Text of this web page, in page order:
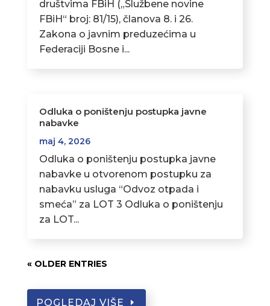
društvima FBiH („Službene novine
FBiH“ broj: 81/15), članova 8. i 26.
Zakona o javnim preduzećima u
Federaciji Bosne i...
Odluka o poništenju postupka javne
nabavke
maj 4, 2026
Odluka o poništenju postupka javne
nabavke u otvorenom postupku za
nabavku usluga “Odvoz otpada i
smeća” za LOT 3 Odluka o poništenju
za LOT...
« OLDER ENTRIES
POGLEDAJ VIŠE